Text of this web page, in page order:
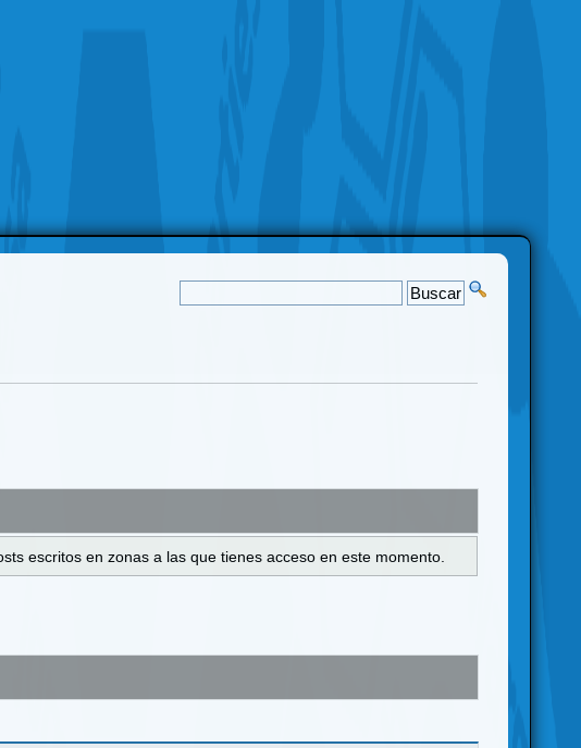
escritos en zonas a las que tienes acceso en este momento.